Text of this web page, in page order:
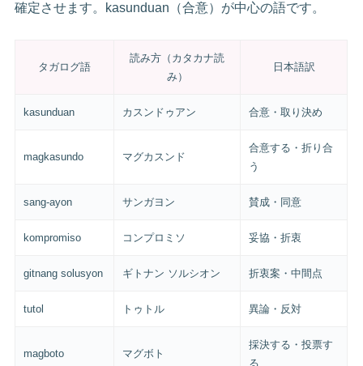
確定させます。kasunduan（合意）が中心の語です。
タガログ語
読み方（カタカナ読
み）
日本語訳
kasunduan カスンドゥアン 合意・取り決め
magkasundo マグカスンド
合意する・折り合
う
sang-ayon サンガヨン 賛成・同意
kompromiso コンプロミソ 妥協・折衷
gitnang solusyon ギトナン ソルシオン 折衷案・中間点
tutol トゥトル 異論・反対
magboto マグボト
採決する・投票す
る